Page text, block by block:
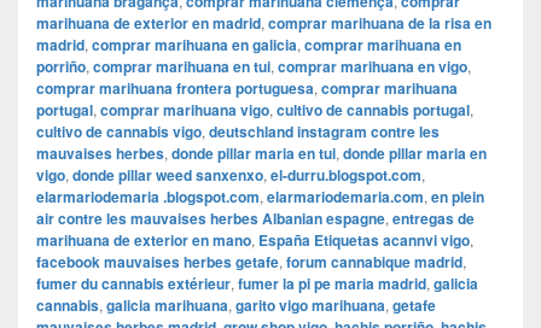
marihuana de exterior en madrid, comprar marihuana de la risa en
madrid, comprar marihuana en galicia, comprar marihuana en
porriño, comprar marihuana en tui, comprar marihuana en vigo,
comprar marihuana frontera portuguesa, comprar marihuana
portugal, comprar marihuana vigo, cultivo de cannabis portugal,
cultivo de cannabis vigo, deutschland instagram contre les
mauvaises herbes, donde pillar maria en tui, donde pillar maria en
vigo, donde pillar weed sanxenxo, el-durru.blogspot.com,
elarmariodemaria .blogspot.com, elarmariodemaria.com, en plein
air contre les mauvaises herbes Albanian espagne, entregas de
marihuana de exterior en mano, España Etiquetas acannvi vigo,
facebook mauvaises herbes getafe, forum cannabique madrid,
fumer du cannabis extérieur, fumer la pi pe maria madrid, galicia
cannabis, galicia marihuana, garito vigo marihuana, getafe